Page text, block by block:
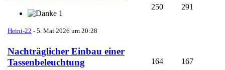
1
Heini-22 - 5. Mai 2026 um 20:28
250 291
Nachträglicher Einbau einer
Tassenbeleuchtung
164 167